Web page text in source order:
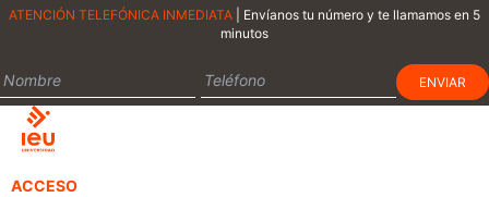
ATENCIÓN TELEFÓNICA INMEDIATA | Envíanos tu número y te llamamos en 5
minutos
ACCESO